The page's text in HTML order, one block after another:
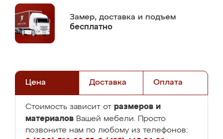
Замер, доставка и подъем
бесплатно
Цена Доставка Оплата
Стоимость зависит от размеров и
материалов Вашей мебели. Просто
позвоните нам по любому из телефонов: